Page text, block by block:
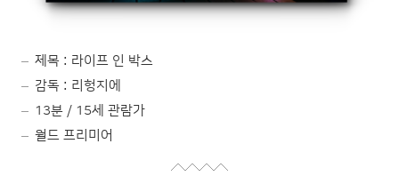
제목 : 라이프 인 박스
감독 : 리헝지에
13분 / 15세 관람가
월드 프리미어